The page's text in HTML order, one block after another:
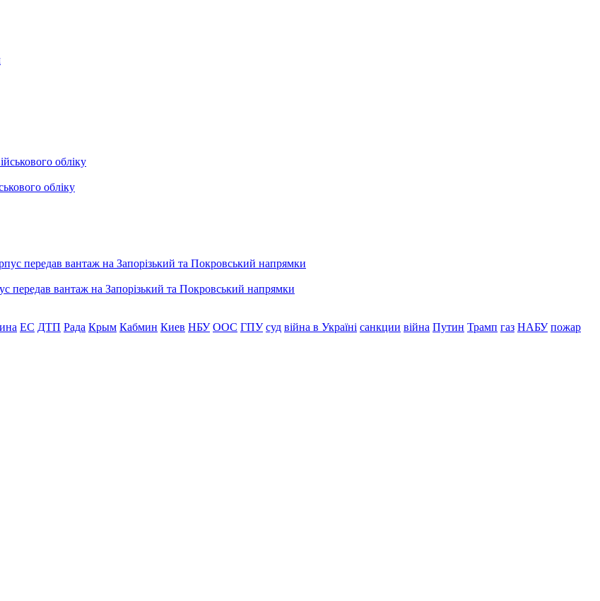
обліку
передав вантаж на Запорізький та Покровський напрямки
ЕС ДТП Рада Крым Кабмин Киев НБУ ООС ГПУ суд війна в Україні санкции війна Путин Трамп газ НАБУ пожар